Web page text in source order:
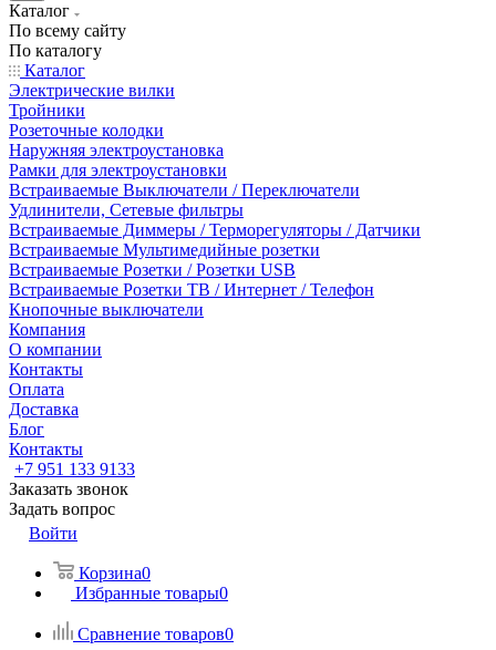
Каталог
По всему сайту
По каталогу
Каталог
Электрические вилки
Тройники
Розеточные колодки
Наружняя электроустановка
Рамки для электроустановки
Встраиваемые Выключатели / Переключатели
Удлинители, Сетевые фильтры
Встраиваемые Диммеры / Терморегуляторы / Датчики
Встраиваемые Мультимедийные розетки
Встраиваемые Розетки / Розетки USB
Встраиваемые Розетки ТВ / Интернет / Телефон
Кнопочные выключатели
Компания
О компании
Контакты
Оплата
Доставка
Блог
Контакты
+7 951 133 9133
Заказать звонок
Задать вопрос
Войти
Корзина0
Избранные товары0
Сравнение товаров0